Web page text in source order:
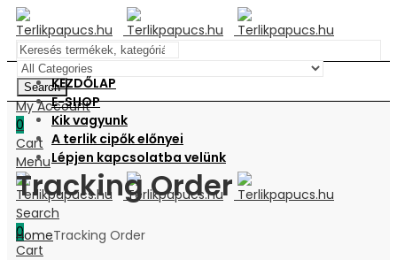
Search
My Account
0
Cart
Menu
Search
0
Cart
KEZDŐLAP
E-SHOP
Kik vagyunk
A terlik cipők előnyei
Lépjen kapcsolatba velünk
Tracking Order
HomeTracking Order